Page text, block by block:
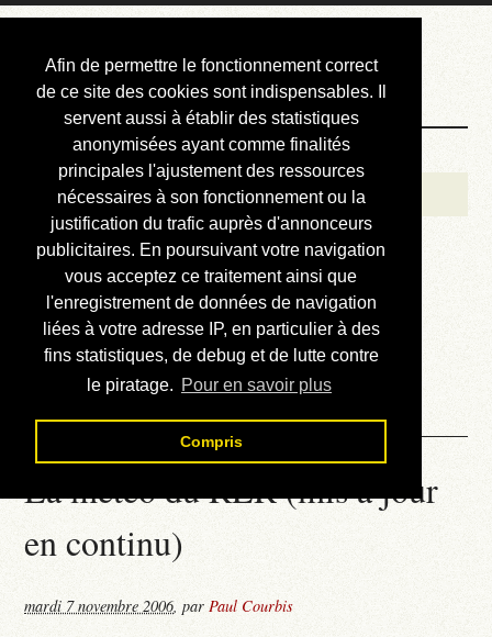
Afin de permettre le fonctionnement correct
de ce site des cookies sont indispensables. Il
servent aussi à établir des statistiques
anonymisées ayant comme finalités
principales l'ajustement des ressources
nécessaires à son fonctionnement ou la
justification du trafic auprès d'annonceurs
publicitaires. En poursuivant votre navigation
vous acceptez ce traitement ainsi que
l'enregistrement de données de navigation
liées à votre adresse IP, en particulier à des
fins statistiques, de debug et de lutte contre
le piratage. Pour en savoir plus
Compris
Courbis, « LE »
Blog Officiel
Bienvenue
Réalisations
Divers (et d’été)
Annonces
Liens externes
Téléchargement
Contact
La météo du RER (mis à jour
en continu)
mardi 7 novembre 2006,parPaul Courbis